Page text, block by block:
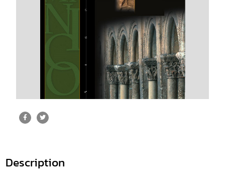
Description